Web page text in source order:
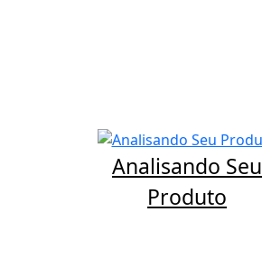
Analisando Seu
Produto